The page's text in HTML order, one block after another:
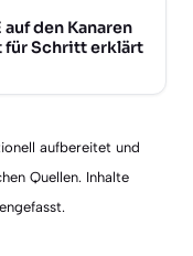
den Kanaren
für Schritt erklärt
aufbereitet und
Quellen. Inhalte